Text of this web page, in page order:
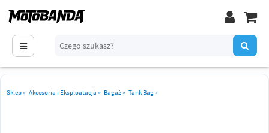
Sklep» Akcesoria i Eksploatacja » Bagaż» Tank Bag»